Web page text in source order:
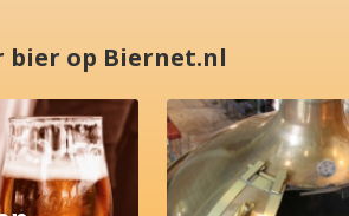
bier op Biernet.nl